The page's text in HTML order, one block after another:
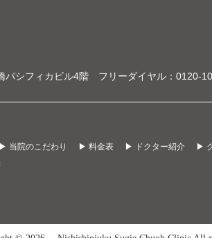
パシフィカビル4階 フリーダイヤル： 0120-
▶ 当院のこだわり ▶ 料金表 ▶ ドクター紹介 ▶